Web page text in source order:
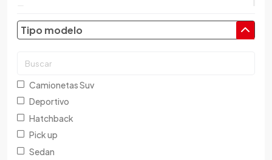
Baic
Bentley
Buick
Tipo modelo
Camionetas Suv
Deportivo
Hatchback
Pick up
Sedan